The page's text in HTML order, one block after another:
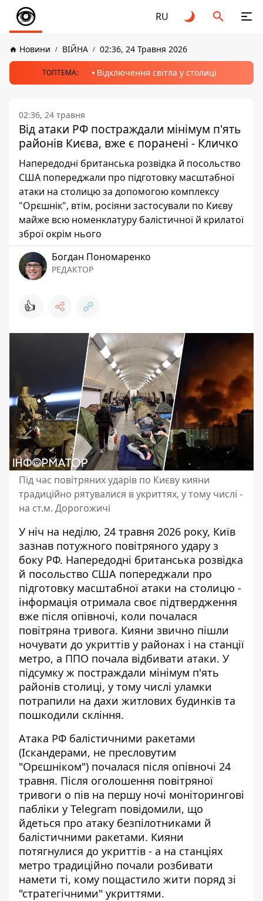
RU
Новини ВІЙНА 02:36, 24 Травня 2026
ТОПТЕМА: Відключення світла у столиці
02:36, 24 травня
Від атаки РФ постраждали мінімум п'ять
районів Києва, вже є поранені - Кличко
Напередодні британська розвідка й посольство
США попереджали про підготовку масштабної
атаки на столицю за допомогою комплексу
"Орєшнік", втім, росіяни застосували по Києву
майже всю номенклатуру балістичної й крилатої
зброї окрім нього
Богдан Пономаренко
РЕДАКТОР
👍
Під час повітряних ударів по Києву кияни
традиційно рятувалися в укриттях, у тому числі -
на ст.м. Дорогожичі
У ніч на неділю, 24 травня 2026 року, Київ
зазнав потужного повітряного удару з
боку РФ. Напередодні британська розвідка
й посольство США попереджали про
підготовку масштабної атаки на столицю -
інформація отримала своє підтвердження
вже після опівночі, коли почалася
повітряна тривога. Кияни звично пішли
ночувати до укриттів у районах і на станції
метро, а ППО почала відбивати атаки. У
підсумку ж постраждали мінімум п'ять
районів столиці, у тому числі уламки
потрапили на дахи житлових будинків та
пошкодили скління.
Атака РФ балістичними ракетами
(Іскандерами, не пресловутим
"Орєшніком") почалася після опівночі 24
травня. Після оголошення повітряної
тривоги о пів на першу ночі моніторингові
пабліки у Telegram повідомили, що
йдеться про атаку безпілотниками й
балістичними ракетами. Кияни
потягнулися до укриттів - а на станціях
метро традиційно почали розбивати
намети ті, кому пощастило жити поряд зі
"стратегічними" укриттями.